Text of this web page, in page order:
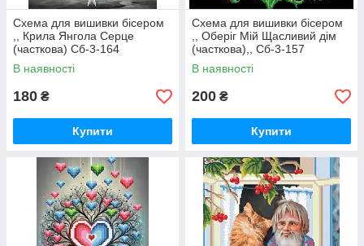
Схема для вишивки бісером
,, Крила Янгола Серце
(часткова) Сб-3-164
В наявності
180 ₴
Купити
Схема для вишивки бісером
,, Оберіг Мій Щасливий дім
(часткова),, Сб-3-157
В наявності
200 ₴
Купити